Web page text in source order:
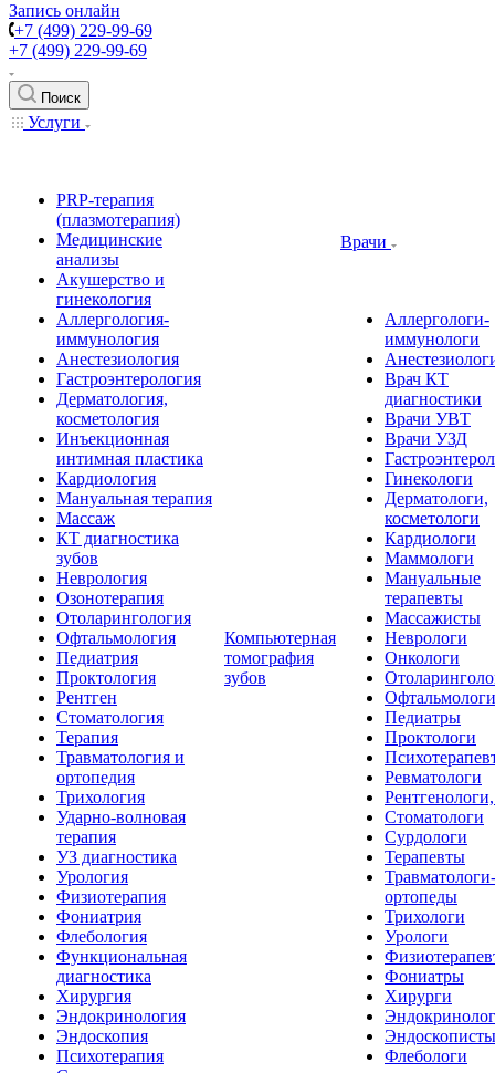
Запись онлайн
+7 (499) 229-99-69
+7 (499) 229-99-69
Поиск
Услуги
PRP-терапия
(плазмотерапия)
Медицинские
анализы
Акушерство и
гинекология
Аллергология-
иммунология
Анестезиология
Гастроэнтерология
Дерматология,
косметология
Инъекционная
интимная пластика
Кардиология
Мануальная терапия
Массаж
КТ диагностика
зубов
Неврология
Озонотерапия
Отоларингология
Офтальмология
Педиатрия
Проктология
Рентген
Стоматология
Терапия
Травматология и
ортопедия
Трихология
Ударно-волновая
терапия
УЗ диагностика
Урология
Физиотерапия
Фониатрия
Флебология
Функциональная
диагностика
Хирургия
Эндокринология
Эндоскопия
Психотерапия
Компьютерная
томография
зубов
Врачи
Аллергологи-
иммунологи
Врач КТ
диагностики
Врачи УВТ
Врачи УЗД
Гинекологи
Дерматологи,
косметологи
Кардиологи
Маммологи
Мануальные
терапевты
Массажисты
Неврологи
Онкологи
Офтальмологи
Педиатры
Проктологи
Ревматологи
Стоматологи
Сурдологи
Терапевты
Травматологи-
ортопеды
Трихологи
Урологи
Фониатры
Хирурги
Эндоскописты
Флебологи